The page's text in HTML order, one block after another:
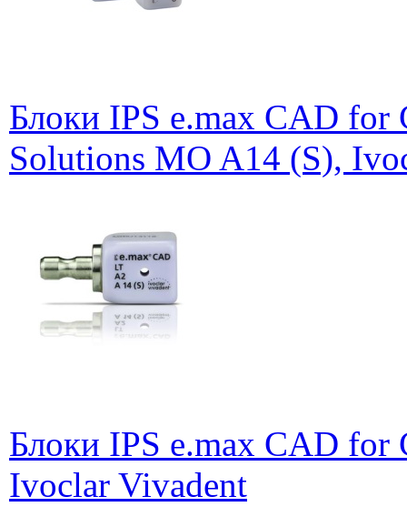
Блоки IPS e.max CAD for
Solutions MO A14 (S),
Блоки IPS e.max CAD for
Ivoclar Vivadent